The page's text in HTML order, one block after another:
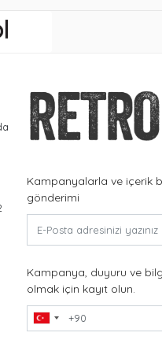
Kampanyalarla ve içerik
gönderimi
Kampanya, duyuru ve
olmak için kayıt olun.